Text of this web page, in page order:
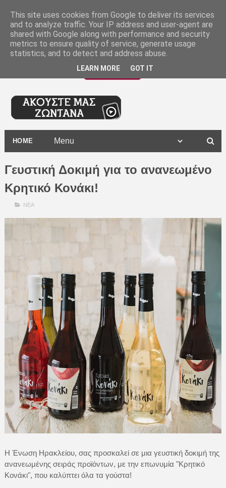
HOME
Γευστική Δοκιμή για το ανανεωμένο
Κρητικό Κονάκι!
ΝΕΑ
Η Ένωση Ηρακλείου, σας προσκαλεί σε μια γευστική δοκιμή της
ανανεωμένης σειράς προϊόντων, με την επωνυμία "Κρητικό
Κονάκι", που καλύπτει όλα τα γούστα!
This site uses cookies from Google to deliver its services
and to analyze traffic. Your IP address and user-agent are
shared with Google along with performance and security
metrics to ensure quality of service, generate usage
statistics, and to detect and address abuse.
LEARN MORE GOT IT